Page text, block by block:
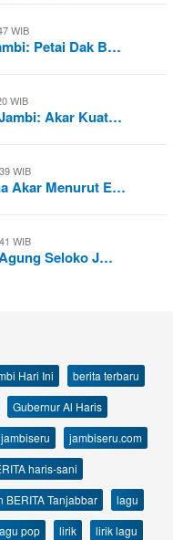
WIB
Petai Dak B…
WIB
Akar Kuat…
WIB
Akar Menurut E…
WIB
Seloko J…
Hari Ini
berita terbaru
Gubernur Al Haris
jambiseru
jambiseru.com
haris-sani
BERITA Tanjabbar
lagu
pop lirik
lirik lagu